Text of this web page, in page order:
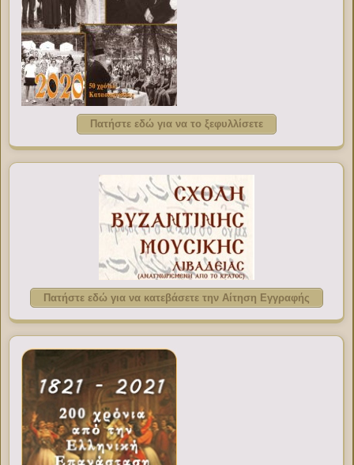
Πατήστε εδώ για να το ξεφυλλίσετε
Πατήστε εδώ για να κατεβάσετε την Αίτηση Εγγραφής